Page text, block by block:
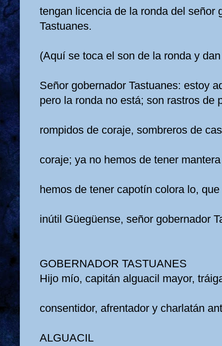
tengan licencia de la ronda del señor
Tastuanes.
(Aquí se toca el son de la ronda y
Señor gobernador Tastuanes: estoy
pero la ronda no está; son rastros de
rompidos de coraje, sombreros de
coraje; ya no hemos de tener
hemos de tener capotín colora lo,
inútil Güegüense, señor gobernador
GOBERNADOR TASTUANES
Hijo mío, capitán alguacil mayor,
consentidor, afrentador y charlatán
ALGUACIL